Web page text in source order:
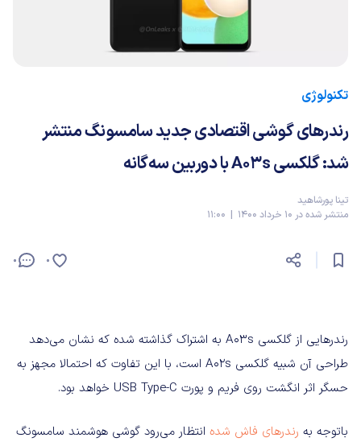
تکنولوژی
رندرهای گوشی اقتصادی جدید سامسونگ منتشر
شد: گلکسی A03s با دوربین سه‌گانه
تینا پورشاهید
منتشر شده در 10 خرداد 1400 | 11:00
0 0
رندرهایی از گلکسی A03s به اشتراک گذاشته شده که نشان می‌دهد
طراحی آن شبیه گلکسی A02s است،‌ با این تفاوت که احتمالا مجهز به
حسگر اثر انگشت روی فریم و پورت USB Type-C خواهد بود.
باتوجه به رندرهای فاش شده انتظار می‌رود گوشی هوشمند سامسونگ